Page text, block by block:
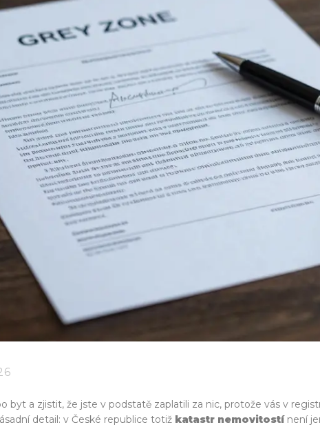
byt a zjistit, že jste v podstatě zaplatili za nic, protože vás v
detail: v České republice totiž katastr nemovitostínení